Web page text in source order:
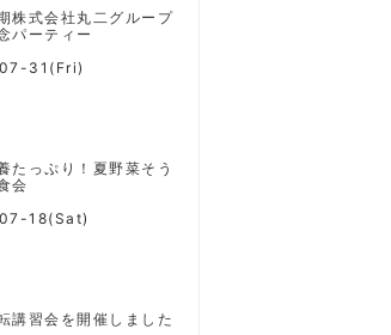
株式会社丸二グループ
パーティー
31(Fri)
たっぷり！夏野菜そう
会
18(Sat)
講習会を開催しました